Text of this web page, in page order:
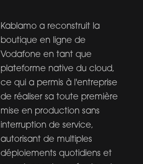
Kablamo a reconstruit la
boutique en ligne de
Vodafone en tant que
plateforme native du cloud,
ce qui a permis à l'entreprise
de réaliser sa toute première
mise en production sans
interruption de service,
autorisant de multiples
déploiements quotidiens et